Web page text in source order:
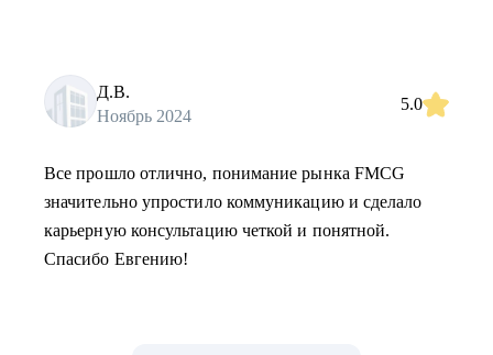
Д.В.
Ноябрь 2024
5.0
Все прошло отлично, понимание рынка FMCG
значительно упростило коммуникацию и сделало
карьерную консультацию четкой и понятной.
Спасибо Евгению!